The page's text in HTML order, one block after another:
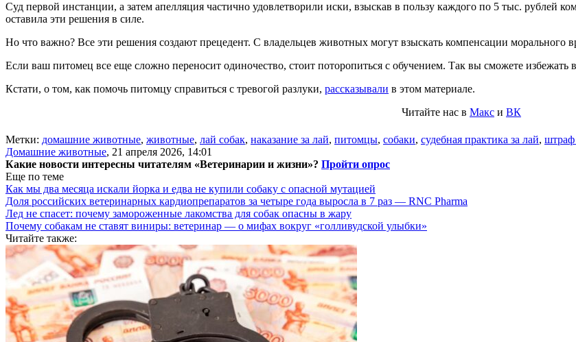
Суд первой инстанции, а затем апелляция частично удовлетворили иски, взыскав в пользу каждого по 5 тыс. рублей
оставила эти решения в силе.
Но что важно? Все эти решения создают прецедент. С владельцев животных могут взыскать компенсации морального
Если ваш питомец все еще сложно переносит одиночество, стоит поторопиться с обучением. Так вы сможете
Кстати, о том, как помочь питомцу справиться с тревогой разлуки, рассказывали в этом материале.
Читайте нас в Макс и ВК
Метки: домашние животные, животные, лай собак, наказание за лай, питомцы, собаки, судебная практика за лай, штраф
Домашние животные, 21 апреля 2026, 14:01
Какие новости интересны читателям «Ветеринарии и жизни»? Пройти опрос
Еще по теме
Как мы два месяца искали йорка и едва не купили собаку с опасной мутацией
Доля российских ветеринарных кардиопрепаратов за четыре года выросла в 7 раз — RNC Pharma
Лед не спасет: почему замороженные лакомства для собак опасны в жару
Почему собакам не ставят виниры: ветеринар — о мифах вокруг «голливудской улыбки»
Читайте также: